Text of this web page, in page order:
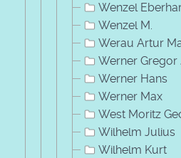
Wenzel
Wenzel M.
Werau Artur
Werner Gregor
Werner Hans
Werner Max
West Moritz
Wilhelm Julius
Wilhelm Kurt